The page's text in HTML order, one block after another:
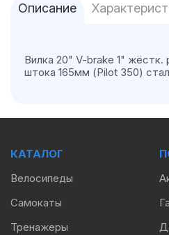
Описание
Вилка 20" V-brake 1" жёстк.
штока 165мм (Pilot 350)
КАТАЛОГ
Велосипеды
Самокаты
Тренажеры